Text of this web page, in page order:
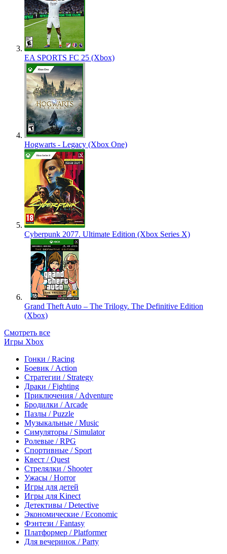
EA SPORTS FC 25 (Xbox)
Hogwarts - Legacy (Xbox One)
Cyberpunk 2077. Ultimate Edition (Xbox Series X)
Grand Theft Auto – The Trilogy. The Definitive Edition
(Xbox)
Смотреть все
Игры Xbox
Гонки / Racing
Боевик / Action
Стратегии / Strategy
Драки / Fighting
Приключения / Adventure
Бродилки / Arcade
Пазлы / Puzzle
Музыкальные / Music
Симуляторы / Simulator
Ролевые / RPG
Спортивные / Sport
Квест / Quest
Стрелялки / Shooter
Ужасы / Horror
Игры для детей
Игры для Kinect
Детективы / Detective
Экономические / Economic
Фэнтези / Fantasy
Платформер / Platformer
Для вечеринок / Party